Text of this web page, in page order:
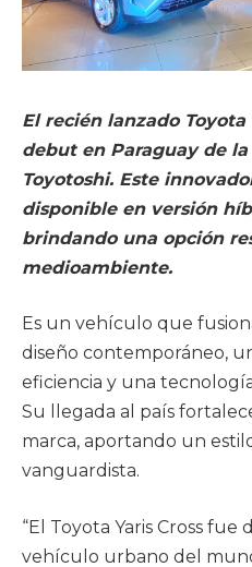
El recién lanzado Toyota
debut en Paraguay de
Toyotoshi. Este
disponible en versión
brindando una opción
medioambiente.
Es un vehículo que
diseño contemporáneo,
eficiencia y una
Su llegada al país
marca, aportando un
vanguardista.
“El Toyota Yaris Cross
vehículo urbano del